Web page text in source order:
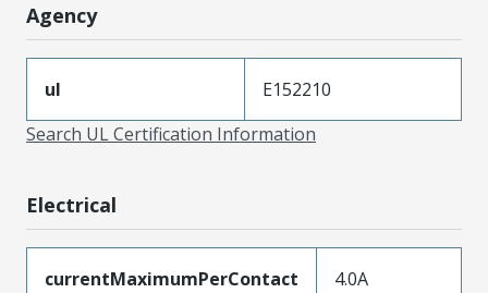
Agency
ul
E152210
Search UL Certification Information
Electrical
currentMaximumPerContact 4.0A